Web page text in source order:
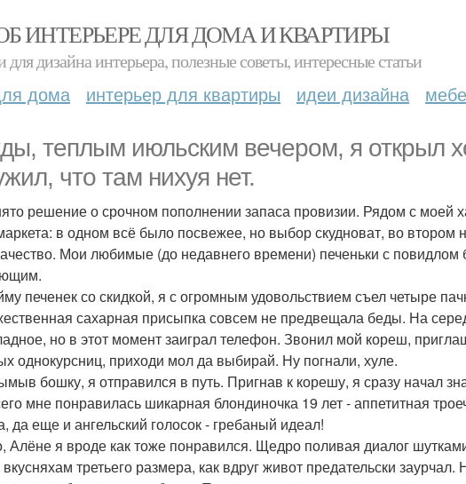
ИНТЕРЬЕРЕ ДЛЯ ДОМА И КВАРТИРЫ
дизайна интерьера, полезные советы, интересные статьи
дома интерьер для квартиры идеи дизайна
теплым июльским вечером, я открыл
что там нихуя нет.
решение о срочном пополнении запаса провизии. Рядом с моей
в одном всё было посвежее, но выбор скудноват, во втором
Мои любимые (до недавнего времени) печеньки с повидлом
печенек со скидкой, я с огромным удовольствием съел четыре
сахарная присыпка совсем не предвещала беды. На
но в этот момент заиграл телефон. Звонил мой кореш,
однокурсниц, приходи мол да выбирай. Ну погнали, хуле.
бошку, я отправился в путь. Пригнав к корешу, я сразу начал
мне понравилась шикарная блондиночка 19 лет - аппетитная
да еще и ангельский голосок - гребаный идеал!
Алёне я вроде как тоже понравился. Щедро поливая диалог
третьего размера, как вдруг живот предательски заурчал.